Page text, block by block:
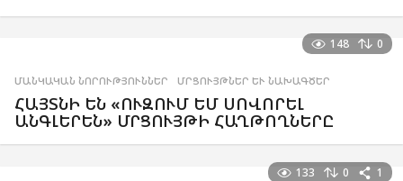
148 0
ՄԱՆԿԱԿԱՆ ՆՈՐՈՒԹՅՈՒՆՆԵՐ ,ՄՐՑՈՒՅԹՆԵՐ ԵՒ ՆԱԽԱԳԾԵՐ
ՀԱՅՏՆԻ ԵՆ «ՈՒԶՈՒՄ ԵՄ ՍՈՎՈՐԵԼ
ԱՆԳԼԵՐԵՆ» ՄՐՑՈՒՅԹԻ ՀԱՂԹՈՂՆԵՐԸ
133 0 1